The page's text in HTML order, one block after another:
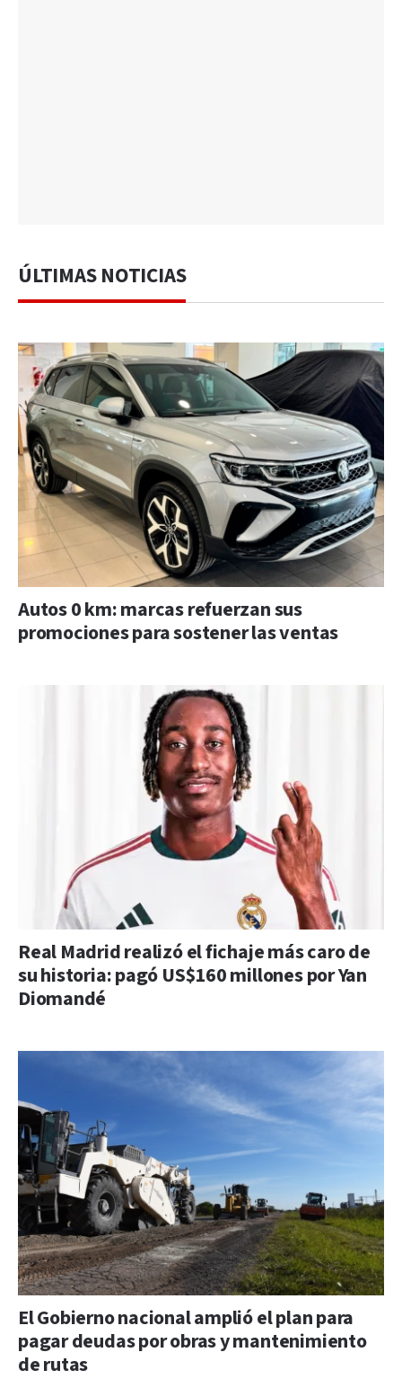
ÚLTIMAS NOTICIAS
Autos 0 km: marcas refuerzan sus
promociones para sostener las ventas
Real Madrid realizó el fichaje más caro de
su historia: pagó US$160 millones por Yan
Diomandé
El Gobierno nacional amplió el plan para
pagar deudas por obras y mantenimiento
de rutas